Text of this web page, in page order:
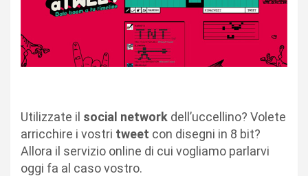
Utilizzate il social network dell’uccellino? Volete
arricchire i vostri tweet con disegni in 8 bit?
Allora il servizio online di cui vogliamo parlarvi
oggi fa al caso vostro.